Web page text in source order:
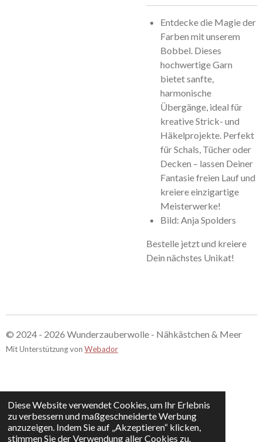
Diese Website verwendet Cookies, um Ihr Erlebnis
zu verbessern und maßgeschneiderte Werbung
anzuzeigen. Indem Sie auf „Akzeptieren“ klicken,
stimmen Sie der Verwendung aller Cookies zu.
Entdecke die Magie der
Farben mit unserem
Bobbel. Dieses
hochwertige Garn
bietet sanfte,
harmonische
Übergänge, ideal für
kreative Strick- und
Häkelprojekte. Perfekt
für Schals, Tücher oder
Decken – lassen Deiner
Fantasie freien Lauf und
kreiere einzigartige
Meisterwerke!
Bild: Anja Spolders
Bestelle jetzt und kreiere
Dein nächstes Unikat!
© 2024 - 2026 Wunderzauberwolle - Nähkästchen & Meer
Mit Unterstützung von Webador